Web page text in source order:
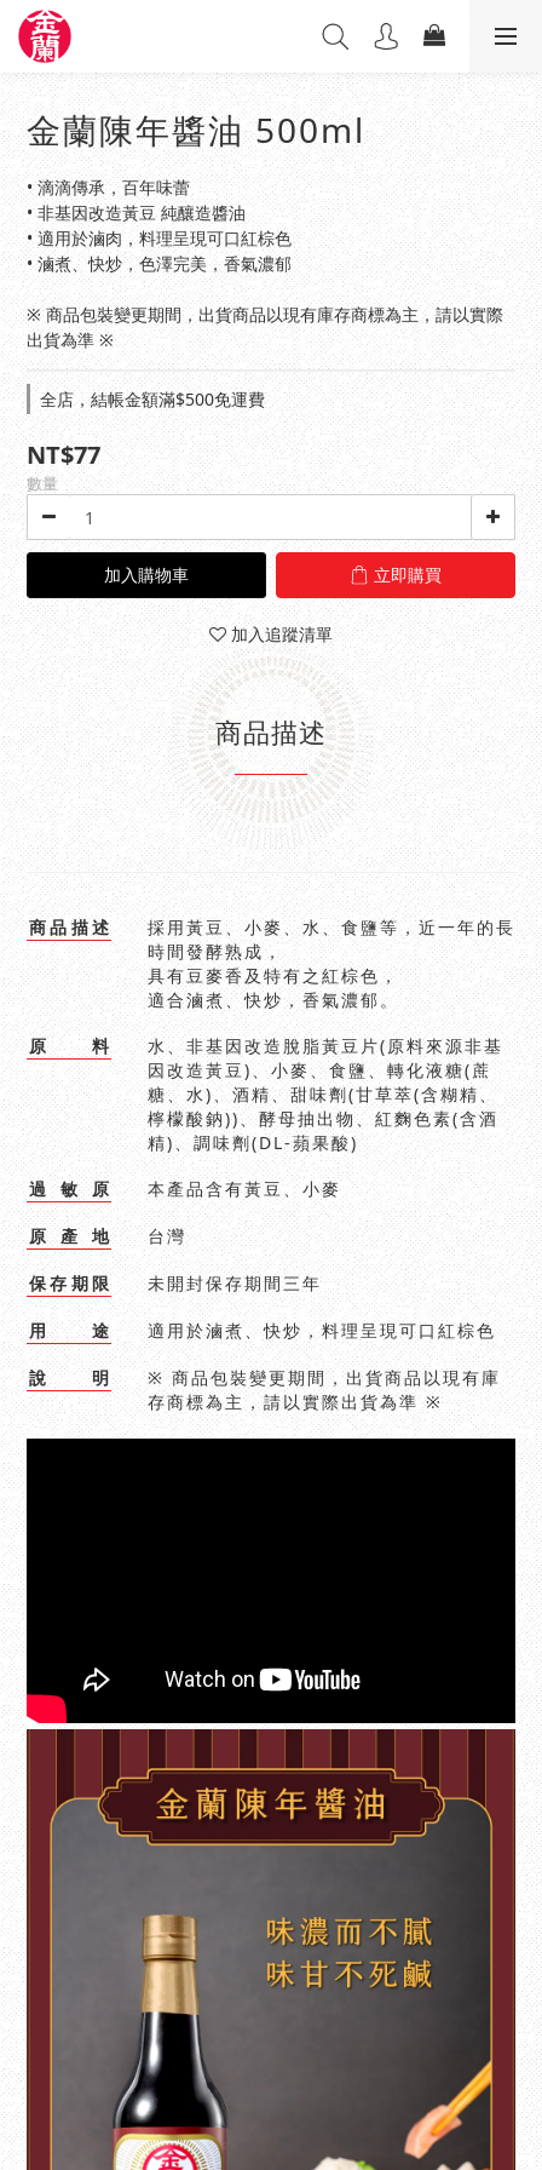
金蘭陳年醬油 500ml
• 滴滴傳承，百年味蕾
• 非基因改造黃豆 純釀造醬油
• 適用於滷肉，料理呈現可口紅棕色
• 滷煮、快炒，色澤完美，香氣濃郁
※ 商品包裝變更期間，出貨商品以現有庫存商標為主，請以實際
出貨為準 ※
全店，結帳金額滿$500免運費
NT$77
數量
加入購物車 立即購買
加入追蹤清單
商品描述
商品 描述
採用黃豆、小麥、水、食鹽等，近一年的長
時間發酵熟成，
具有豆麥香及特有之紅棕色，
適合滷煮、快炒，香氣濃郁。
原
料
水、非基因改造脫脂黃豆片(原料來源非基
因改造黃豆)、小麥、食鹽、轉化液糖(蔗
糖、水)、酒精、甜味劑(甘草萃(含糊精、
檸檬酸鈉))、酵母抽出物、紅麴色素(含酒
精)、調味劑(DL-蘋果酸)
過
敏 原 本產品含有黃豆、小麥
原 產 地 台灣
保存期限 未開封保存期間三年
用 途 適用於滷煮、快炒，料理呈現可口紅棕色
說 明
※ 商品包裝變更期間，出貨商品以現有庫
存商標為主，請以實際出貨為準 ※